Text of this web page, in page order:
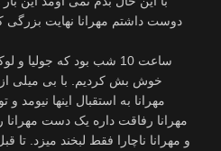
دوست داشتم مهرانا نهایت
ساعت 10 شب بود که
خوش بش کردیم. با بی میلی از
مهرانا به استقبال اینها نیومد
مهرانا رفاقت داره یک دست
و مهرانا ناچارا فقط لبخند میزد. تا